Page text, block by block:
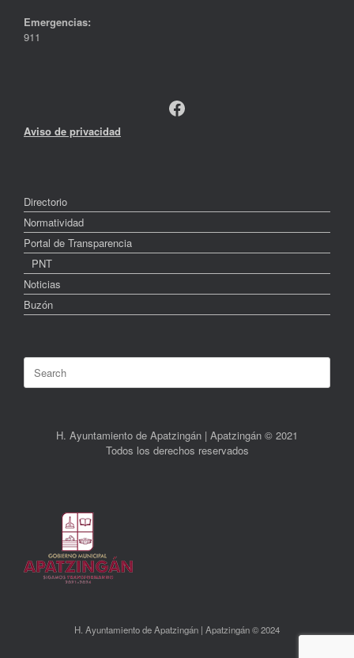
Emergencias:
911
Facebook
Aviso de privacidad
Directorio
Normatividad
Portal de Transparencia
PNT
Noticias
Buzón
Search
for:
H. Ayuntamiento de Apatzingán | Apatzingán © 2021
Todos los derechos reservados
H. Ayuntamiento de Apatzingán | Apatzingán © 2024